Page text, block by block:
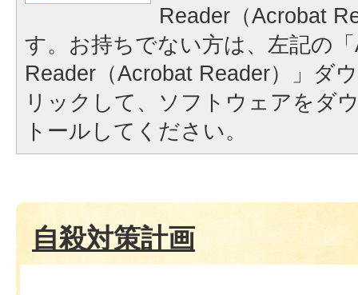
Reader（Acrobat
す。お持ちでない方は、左記の
Reader（Acrobat Reader）」ダ
リックして、ソフトウェアをダ
トールしてください。
自殺対策計画